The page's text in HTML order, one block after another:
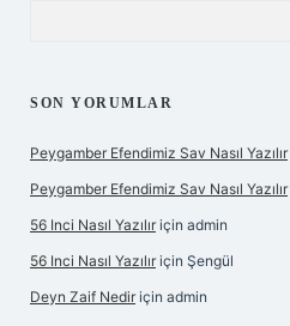
SON YORUMLAR
Peygamber Efendimiz Sav Nasıl Yazılır
Peygamber Efendimiz Sav Nasıl Yazılır
56 Inci Nasıl Yazılır için admin
56 Inci Nasıl Yazılır için Şengül
Deyn Zaif Nedir için admin